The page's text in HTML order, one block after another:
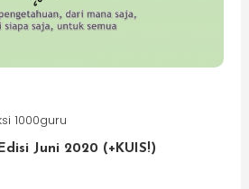
1000guru
Juni 2020 (+KUIS!)